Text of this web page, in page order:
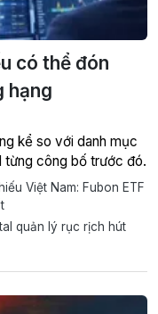
có thể đón
hạng
kể so với danh mục
từng công bố trước đó.
Việt Nam: Fubon ETF
quản lý rục rịch hút